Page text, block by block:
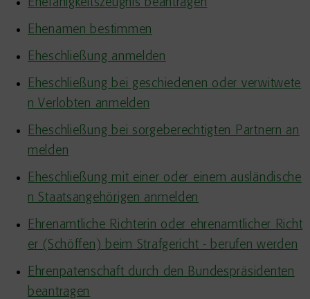
Ehefähigkeitszeugnis beantragen
Ehenamen bestimmen
Eheschließung anmelden
Eheschließung bei geschiedenen oder verwitwete
n Verlobten anmelden
Eheschließung bei sorgeberechtigten Partnern an
melden
Eheschließung mit einer oder einem ausländische
n Staatsangehörigen anmelden
Ehrenamtliche Richterin oder ehrenamtlicher Richt
er (Schöffen) beim Strafgericht - berufen werden
Ehrenpatenschaft durch den Bundespräsidenten
beantragen